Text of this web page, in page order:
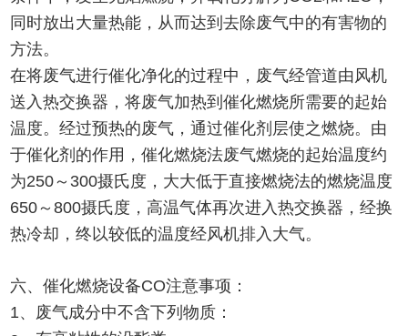
同时放出大量热能，从而达到去除废气中的有害物的
方法。
在将废气进行催化净化的过程中，废气经管道由风机
送入热交换器，将废气加热到催化燃烧所需要的起始
温度。经过预热的废气，通过催化剂层使之燃烧。由
于催化剂的作用，催化燃烧法废气燃烧的起始温度约
为250～300摄氏度，大大低于直接燃烧法的燃烧温度
650～800摄氏度，高温气体再次进入热交换器，经换
热冷却，终以较低的温度经风机排入大气。
六、催化燃烧设备CO注意事项：
1、废气成分中不含下列物质：